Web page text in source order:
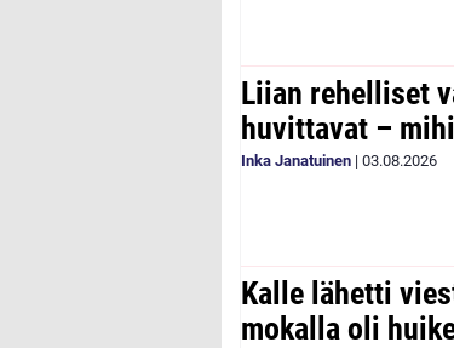
Liian rehelliset
huvittavat –
Inka Janatuinen | 03.08.2026
Kalle lähetti
mokalla oli